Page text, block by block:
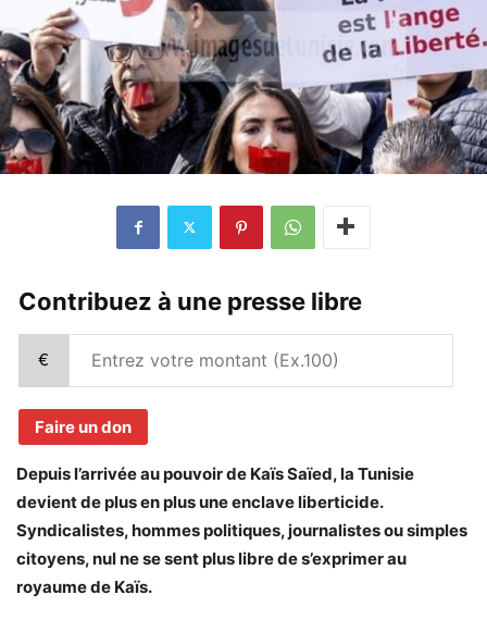
Contribuez à une presse libre
€
Faire un don
Depuis l’arrivée au pouvoir de Kaïs Saïed, la Tunisie
devient de plus en plus une enclave liberticide.
Syndicalistes, hommes politiques, journalistes ou simples
citoyens, nul ne se sent plus libre de s’exprimer au
royaume de Kaïs.